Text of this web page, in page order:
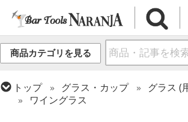
商品カテゴリを見る
トップ グラス・カップ
グラス (
ワイングラス